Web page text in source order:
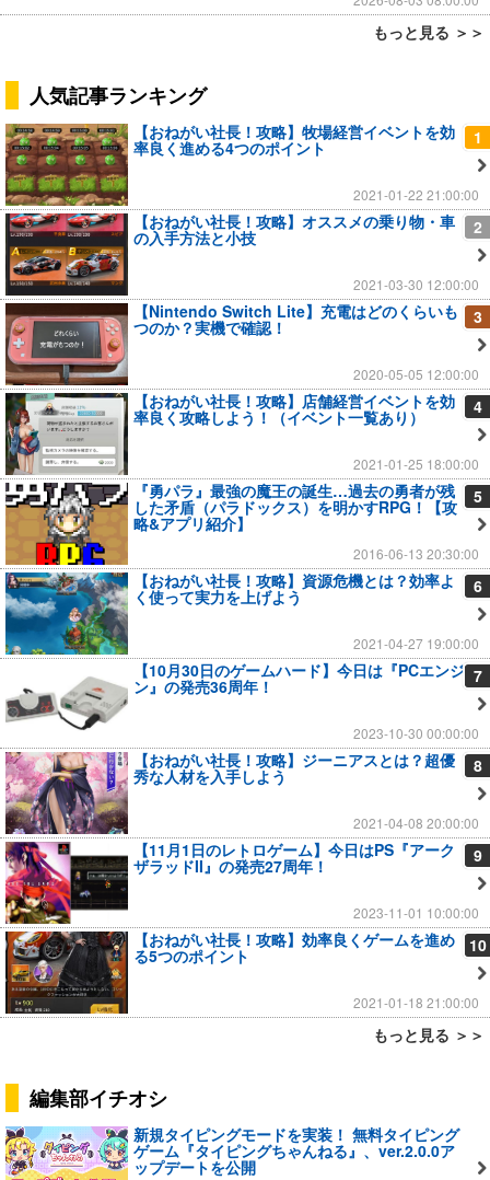
もっと見る ＞＞
人気記事ランキング
1
【おねがい社長！攻略】牧場経営イベントを効
率良く進める4つのポイント
2021-01-22 21:00:00
2
【おねがい社長！攻略】オススメの乗り物・車
の入手方法と小技
2021-03-30 12:00:00
3
【Nintendo Switch Lite】充電はどのくらいも
つのか？実機で確認！
2020-05-05 12:00:00
4
【おねがい社長！攻略】店舗経営イベントを効
率良く攻略しよう！（イベント一覧あり）
2021-01-25 18:00:00
5
『勇パラ』最強の魔王の誕生…過去の勇者が残
した矛盾（パラドックス）を明かすRPG！【攻
略&アプリ紹介】
2016-06-13 20:30:00
6
【おねがい社長！攻略】資源危機とは？効率よ
く使って実力を上げよう
2021-04-27 19:00:00
7
【10月30日のゲームハード】今日は『PCエンジ
ン』の発売36周年！
2023-10-30 00:00:00
8
【おねがい社長！攻略】ジーニアスとは？超優
秀な人材を入手しよう
2021-04-08 20:00:00
9
【11月1日のレトロゲーム】今日はPS『アーク
ザラッドII』の発売27周年！
2023-11-01 10:00:00
10
【おねがい社長！攻略】効率良くゲームを進め
る5つのポイント
2021-01-18 21:00:00
もっと見る ＞＞
編集部イチオシ
新規タイピングモードを実装！ 無料タイピング
ゲーム『タイピングちゃんねる』、ver.2.0.0ア
ップデートを公開